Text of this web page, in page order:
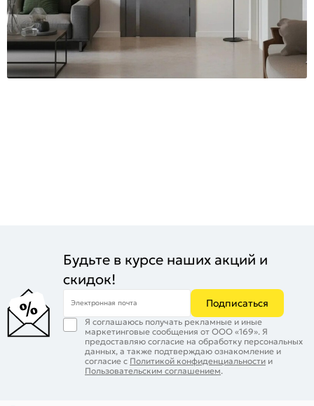
Будьте в курсе наших акций и
скидок!
Электронная почта Подписаться
Я соглашаюсь получать рекламные и иные
маркетинговые сообщения от ООО «169». Я
предоставляю согласие на обработку персональных
данных, а также подтверждаю ознакомление и
согласие с Политикой конфиденциальности и
Пользовательским соглашением.